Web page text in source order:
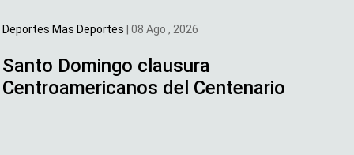
Deportes Mas Deportes 08 Ago , 2026
Santo Domingo clausura
Centroamericanos del Centenario